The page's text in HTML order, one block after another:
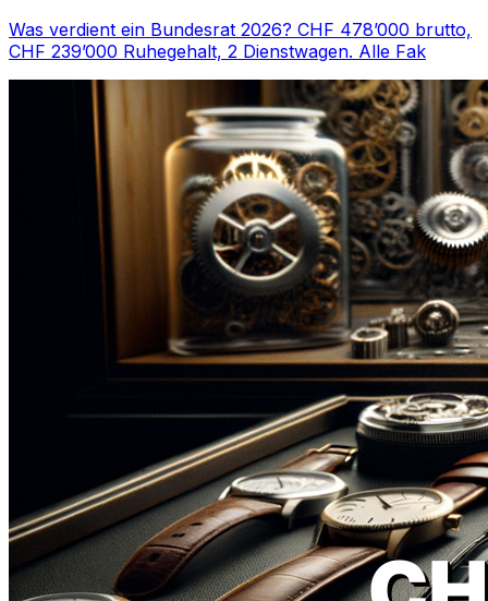
Was verdient ein Bundesrat 2026? CHF 478’000 brutto,
CHF 239’000 Ruhegehalt, 2 Dienstwagen. Alle Fak